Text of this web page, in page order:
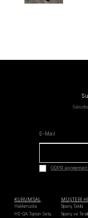
GDPR
KURUMSAL
Hakkımızda
HE-QA Toptan Satış
MÜŞTERİ
Sipariş Takibi
Sipariş ve